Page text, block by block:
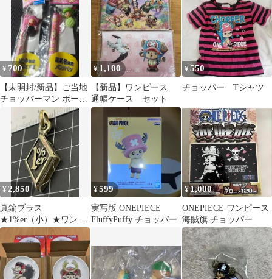
¥ 700
​【未開封/新品】ご当地
チョッパーマン ボール
ペン 2本（岩手・海老
名限定）
¥ 1,100
【新品】ワンピース
通帳ケース セット
¥550
チョッパー Tシャツ
¥ 2,850
真鍮ブラス
★1%er（小）★ワンパ
ーセンター★ペンダン
ト★キーホルダー★ジ
ッパ-
¥599
実写版 ONEPIECE
FluffyPuffy チョッパー
¥1,000
ONEPIECE ワンピース
海賊旗 チョッパー